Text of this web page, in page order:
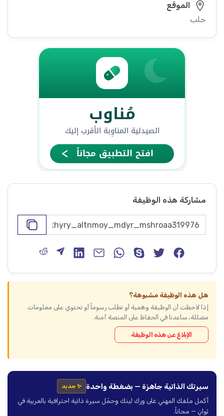
الموقع
حلب
مشاركة هذه الوظيفة
هل هذه الوظيفة مشبوهة؟
إذا لاحظت أن الوظيفة وهمية أو تطلب رسوماً أو تحتوي على معلومات
مضللة، ساعدنا في الحفاظ على المنصة آمنة.
الإبلاغ عن هذه الوظيفة
سيرتك الذاتية جاهزة — بضغطة واحدة ✨ جديد
أكمل ملفك المهني على ورك لينك وحمّل سيرة ذاتية احترافية بالعربية في
ثوانٍ — مجاناً.